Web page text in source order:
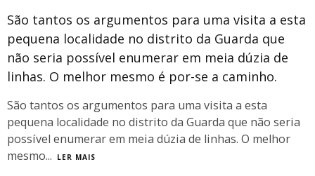
São tantos os argumentos para uma visita a esta
pequena localidade no distrito da Guarda que
não seria possível enumerar em meia dúzia de
linhas. O melhor mesmo é por-se a caminho.
São tantos os argumentos para uma visita a esta
pequena localidade no distrito da Guarda que não seria
possível enumerar em meia dúzia de linhas. O melhor
mesmo... LER MAIS